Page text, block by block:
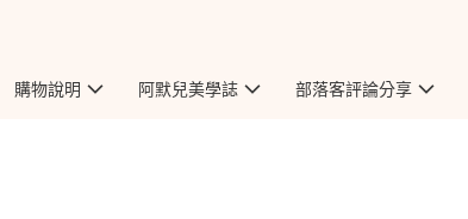
購物說明 阿默兒美學誌 部落客評論分享